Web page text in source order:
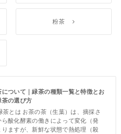
粉茶
について｜緑茶の種類一覧と特徴とお
の選び方
茶とは お茶の茶（生葉）は、摘採さ
酸化酵素の働きによって変化（発
ますが、新鮮な状態で熱処理（殺